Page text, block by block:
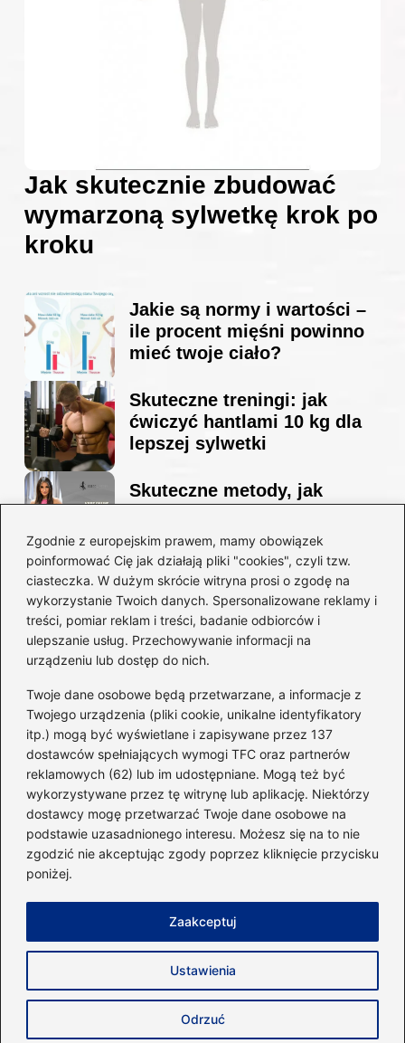
Zgodnie z europejskim prawem, mamy obowiązek
poinformować Cię jak działają pliki "cookies", czyli tzw.
ciasteczka. W dużym skrócie witryna prosi o zgodę na
wykorzystanie Twoich danych. Spersonalizowane reklamy i
treści, pomiar reklam i treści, badanie odbiorców i
ulepszanie usług. Przechowywanie informacji na
urządzeniu lub dostęp do nich.
Twoje dane osobowe będą przetwarzane, a informacje z
Twojego urządzenia (pliki cookie, unikalne identyfikatory
itp.) mogą być wyświetlane i zapisywane przez 137
dostawców spełniających wymogi TFC oraz partnerów
reklamowych (62) lub im udostępniane. Mogą też być
wykorzystywane przez tę witrynę lub aplikację. Niektórzy
dostawcy mogę przetwarzać Twoje dane osobowe na
podstawie uzasadnionego interesu. Możesz się na to nie
zgodzić nie akceptując zgody poprzez kliknięcie przycisku
poniżej.
Ustawienia
Odrzuć
Zaakceptuj
Jak skutecznie zbudować
wymarzoną sylwetkę krok po
kroku
Jakie są normy i wartości –
ile procent mięśni powinno
mieć twoje ciało?
Skuteczne treningi: jak
ćwiczyć hantlami 10 kg dla
lepszej sylwetki
Skuteczne metody, jak
sylwetkę w zaledwie 90 dni
Idealny garnitur: jak dobrać
go do swojej sylwetki?
Kategorie
Dieta i kalorie(221)
Fitness(236)
Siłownia(101)
Sport(60)
Sprzęt i akcesoria(25)
Suplementy(38)
Copyright © 2026 40minut.pl
Zasady użytkowania
Napisz do nas